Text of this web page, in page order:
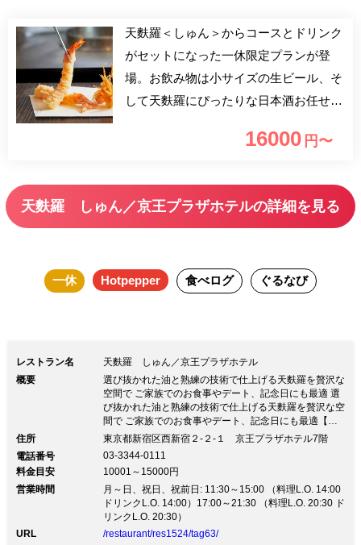
天麩羅＜しゅん＞からコースとドリンク
がセットになった一休限定プランが登
場。お飲み物は小サイズの生ビール、そ
して天麩羅にぴったりな日本酒お任せ3
に美味しいタイミングで衣に閉じ込める
16000 円〜
天麩羅 しゅん／京王プラザホテルの詳細を見る
一休 Hotpepper 食べログ ぐるなび
レストラン名
天麩羅 しゅん／京王プラザホテル
概要
選び抜かれた油と熟練の技術で仕上げる天麩羅を贅沢な
空間で ご家族でのお食事やデート、記念日にも最適 選
び抜かれた油と熟練の技術で仕上げる天麩羅を贅沢な空
間で ご家族でのお食事やデート、記念日にも最適【都
庁前駅徒歩1分】厳選された食材を使用し職人が丁寧に
麩羅9種とお造り等が付いた料理長おすすめコース『あ
かぎ』13,000円（税込） ☆8種の天麩羅とかき揚げ小天
丼、デザートなどが揃う『つくば』10,000円（税込）
ほか ◆ランチ ☆旬の食材が盛りだくさんのお得な平日
限定ランチコース『しなの』3,800円（税込） ☆こだわ
りの天麩羅やかき揚げ小天丼が味わえる『ひたち』
住所
東京都新宿区西新宿２-２-１ 京王プラザホテル7階
電話番号
03-3344-0111
料金目安
10001～15000円
営業時間
月～日、祝日、祝前日: 11:30～15:00 （料理L.O. 14:00
ドリンクL.O. 14:00）17:00～21:30 （料理L.O. 20:30 ド
リンクL.O. 20:30）
URL
/restaurant/res1524/tag63/